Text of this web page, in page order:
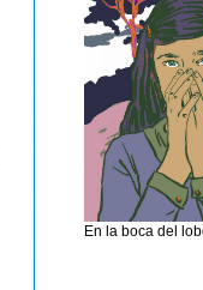
En la boca del